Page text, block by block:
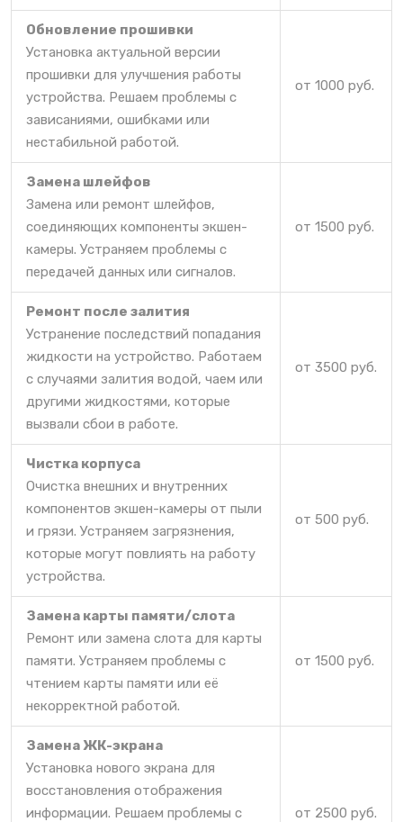
Обновление прошивки
Установка актуальной версии
прошивки для улучшения работы
устройства. Решаем проблемы с
зависаниями, ошибками или
нестабильной работой.
от 1000 руб.
Замена шлейфов
Замена или ремонт шлейфов,
соединяющих компоненты экшен-
камеры. Устраняем проблемы с
передачей данных или сигналов.
от 1500 руб.
Ремонт после залития
Устранение последствий попадания
жидкости на устройство. Работаем
с случаями залития водой, чаем или
другими жидкостями, которые
вызвали сбои в работе.
от 3500 руб.
Чистка корпуса
Очистка внешних и внутренних
компонентов экшен-камеры от пыли
и грязи. Устраняем загрязнения,
которые могут повлиять на работу
устройства.
от 500 руб.
Замена карты памяти/слота
Ремонт или замена слота для карты
памяти. Устраняем проблемы с
чтением карты памяти или её
некорректной работой.
от 1500 руб.
Замена ЖК-экрана
Установка нового экрана для
восстановления отображения
информации. Решаем проблемы с
от 2500 руб.